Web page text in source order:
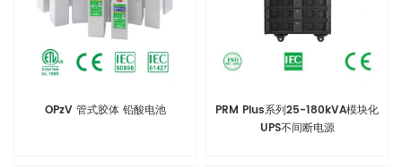
OPzV 管式胶体 铅酸电池
PRM Plus系列25-180kVA模块化
UPS不间断电源